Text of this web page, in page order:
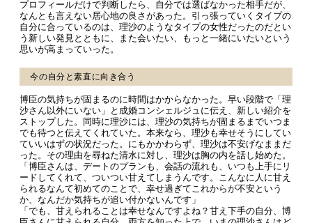
プロフィールだけで判断したら、自分では選ばなかった相手だが、
なんとも言えない居心地の良さがあった。引っ張っていくタイプの
自分に合っているのは、理沙のようなタイプの女性だったのだとい
う新しい発見とともに、また会いたい、もっと一緒にいたいという
思いが高まっていった。
今の自分と素直に向き合う
博臣の気持ちが固まるのに時間はかからなかった。早い段階で「理
沙さん以外にいない」と成婚コンシェルジュに伝え、新しい紹介を
ストップした。同時に理沙には、理沙の気持ちが固まるまでいつま
でも待つと伝えてくれていた。本来なら、理沙も幸せそうにしてい
ていいはずの状況だった。にもかかわらず、理沙は不安げなままだ
った。その理由を尋ねた清水に対し、理沙は胸の内を話し始めた。
「博臣さんは、デートのプランも、会話の流れも、いつも上手にリ
ードしてくれて、ついつい甘えてしまうんです。こんなに人に甘え
られるなんて初めてのことで、幸せ過ぎてこれからが不安という
か、なんだか気持ちが追い付かないんです」
「でも、甘えられることは幸せなんですよね？甘え下手の自分、博